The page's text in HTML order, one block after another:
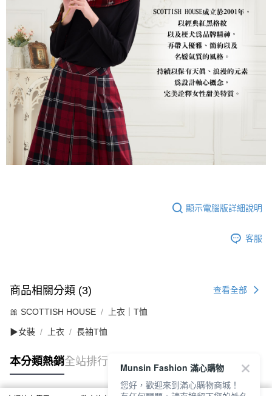
顯示電腦版詳細說明
客服
商品相關分類 (3) 查看全部
🎀 SCOTTISH HOUSE 上衣｜T恤
▶女裝 上衣 長袖T恤
本分類熱銷全站排行
Munsin Fashion 滿心購物
您好，歡迎來到滿心購物商城！